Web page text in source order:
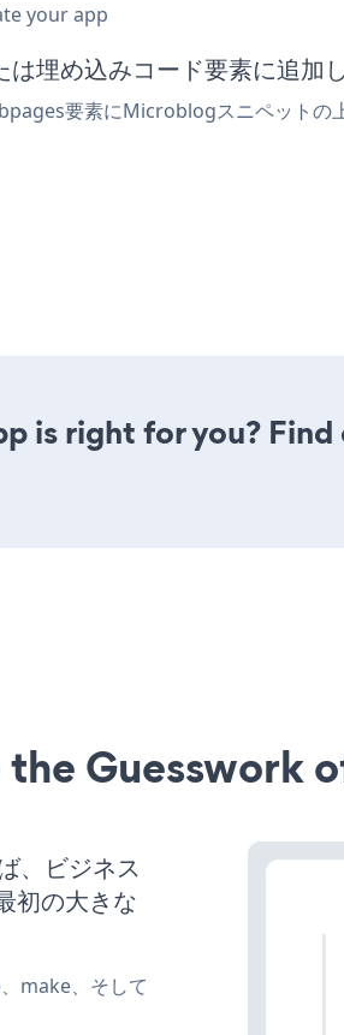
your app
埋め込みコード要素に追加
要素にMicroblogスニペット
is right for you?
the Guesswork
、ビジネス
初の大きな
make、そして